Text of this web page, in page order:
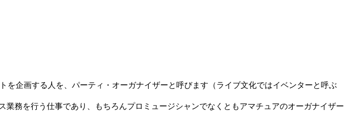
企画する人を、パーティ・オーガナイザーと呼びます（ライブ文化ではイベンターと呼ぶ
務を行う仕事であり、もちろんプロミュージシャンでなくともアマチュアのオーガナイザー